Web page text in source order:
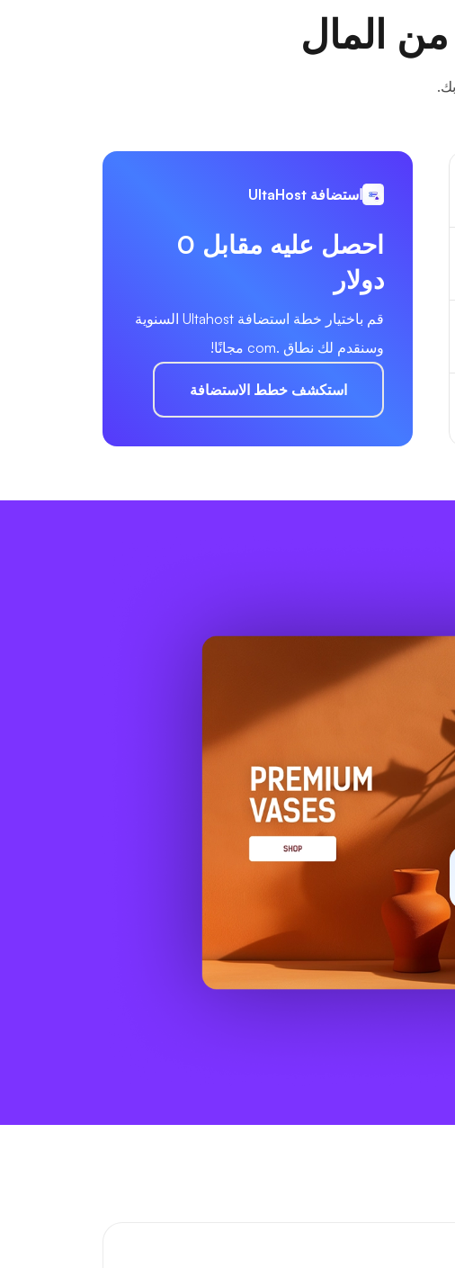
من المال
استضافة UltaHost
احصل عليه مقابل 0
دولار
قم باختيار خطة استضافة Ultahost السنوية
وسنقدم لك نطاق .com مجانًا!
استكشف خطط الاستضافة